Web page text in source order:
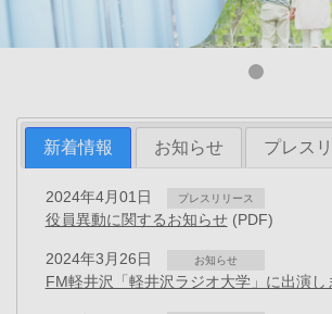
新着情報 お知らせ プレス
2024年4月01日 プレスリリース
役員異動に関するお知らせ(PDF)
2024年3月26日 お知らせ
FM軽井沢「軽井沢ラジオ大学」に出演し